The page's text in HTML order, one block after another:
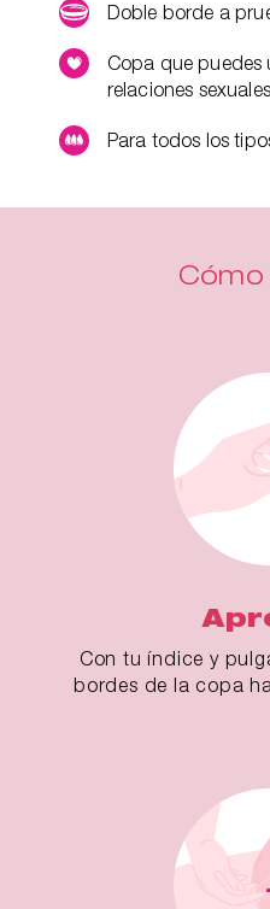
Doble borde a
Copa que puedes
relaciones sexuales
Para todos los
Cómo
Con tu índice y
bordes de la copa